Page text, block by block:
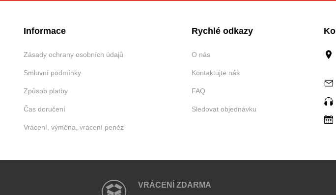
Informace
Zásady ochrany osobních údajů
Smluvní podmínky
Způsob platby
Čas doručení
Vrácení, výměna, vrácení peněz
Rychlé odkazy
O nás
Kontaktujte nás
FAQ
Sledovat objednávku
VRÁCENÍ ZDARMA